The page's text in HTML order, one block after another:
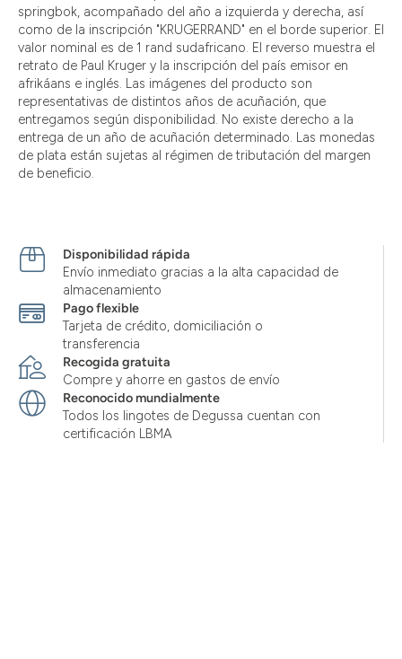
springbok, acompañado del año a izquierda y derecha, así
como de la inscripción "KRUGERRAND" en el borde superior. El
valor nominal es de 1 rand sudafricano. El reverso muestra el
retrato de Paul Kruger y la inscripción del país emisor en
afrikáans e inglés. Las imágenes del producto son
representativas de distintos años de acuñación, que
entregamos según disponibilidad. No existe derecho a la
entrega de un año de acuñación determinado. Las monedas
de plata están sujetas al régimen de tributación del margen
de beneficio.
Disponibilidad rápida
Envío inmediato gracias a la alta capacidad de
almacenamiento
Pago flexible
Tarjeta de crédito, domiciliación o
transferencia
Recogida gratuita
Compre y ahorre en gastos de envío
Reconocido mundialmente
Todos los lingotes de Degussa cuentan con
certificación LBMA